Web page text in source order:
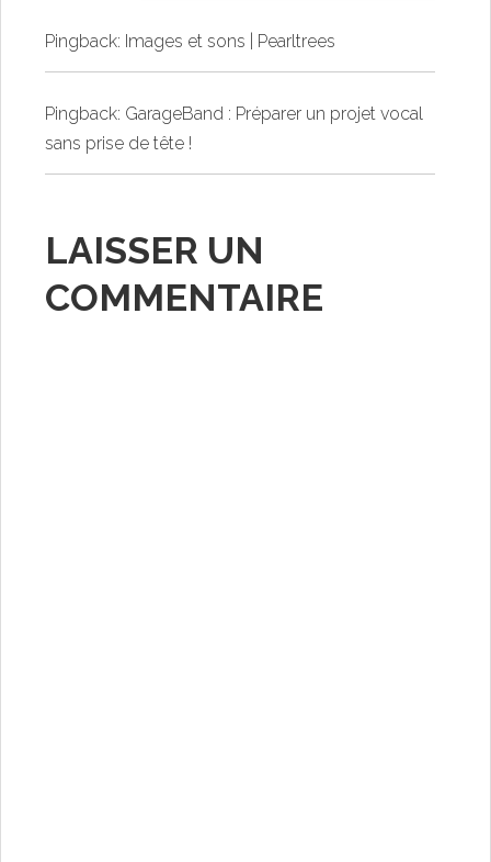
Pingback: Images et sons | Pearltrees
Pingback: GarageBand : Préparer un projet vocal
sans prise de tête !
LAISSER UN
COMMENTAIRE